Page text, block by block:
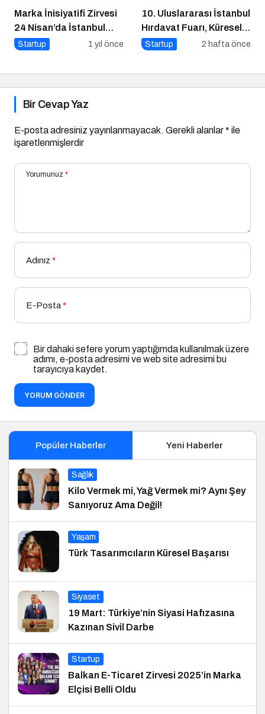
Marka İnisiyatifi Zirvesi
24 Nisan’da İstanbul
Aydın Üniversitesi’nde!
Startup 1 yıl önce
10. Uluslararası İstanbul
Hırdavat Fuarı, Küresel
Ticaretin Yeni Merkezi
Startup 2 hafta önce
Bir Cevap Yaz
E-posta adresiniz yayınlanmayacak. Gerekli alanlar* ile
işaretlenmişlerdir
Yorumunuz *
Adınız *
E-Posta*
Bir dahaki sefere yorum yaptığımda kullanılmak üzere
adımı, e-posta adresimi ve web site adresimi bu
tarayıcıya kaydet.
YORUM GÖNDER
Popüler Haberler Yeni Haberler
Sağlık
Kilo Vermek mi, Yağ Vermek mi? Aynı Şey
Sanıyoruz Ama Değil!
Yaşam
Türk Tasarımcıların Küresel Başarısı
Siyaset
19 Mart: Türkiye’nin Siyasi Hafızasına
Kazınan Sivil Darbe
Startup
Balkan E-Ticaret Zirvesi 2025’in Marka
Elçisi Belli Oldu